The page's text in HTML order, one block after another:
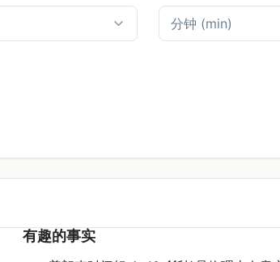
有趣的事实